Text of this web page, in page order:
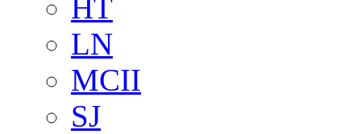
HT
LN
MCII
SJ